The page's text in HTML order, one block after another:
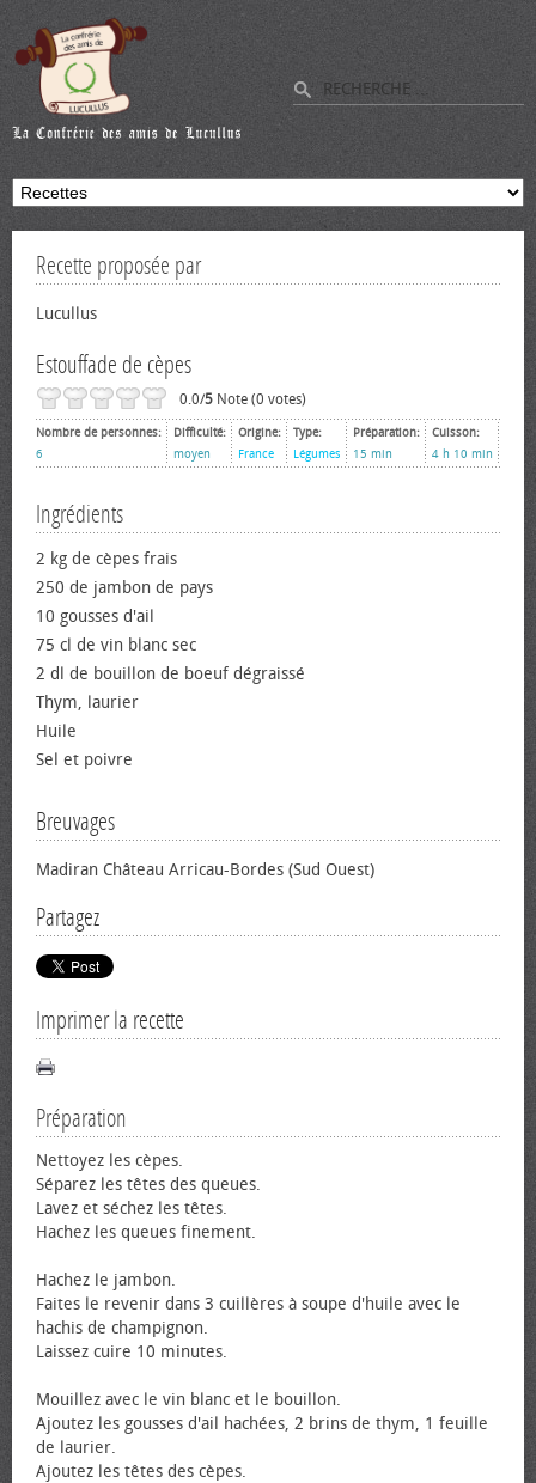
Recette proposée par
Lucullus
Estouffade de cèpes
0.0/5 Note (0 votes)
Nombre de personnes:
6
Difficulté:
moyen
Origine:
France
Type:
Légumes
Préparation:
15 min
Cuisson:
4 h 10 min
Ingrédients
2 kg de cèpes frais
250 de jambon de pays
10 gousses d'ail
75 cl de vin blanc sec
2 dl de bouillon de bœuf dégraissé
Thym, laurier
Huile
Sel et poivre
Breuvages
Madiran Château Arricau-Bordes (Sud Ouest)
Partagez
Imprimer la recette
Préparation
Nettoyez les cèpes.
Séparez les têtes des queues.
Lavez et séchez les têtes.
Hachez les queues finement.
Hachez le jambon.
Faites le revenir dans 3 cuillères à soupe d'huile avec le
hachis de champignon.
Laissez cuire 10 minutes.
Mouillez avec le vin blanc et le bouillon.
Ajoutez les gousses d'ail hachées, 2 brins de thym, 1 feuille
de laurier.
Ajoutez les têtes des cèpes.